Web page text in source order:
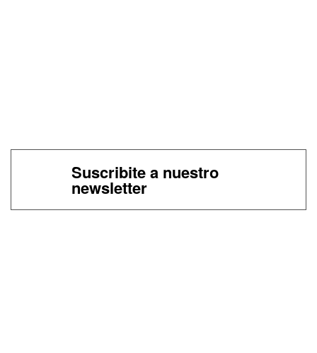
Suscribite a nuestro
newsletter